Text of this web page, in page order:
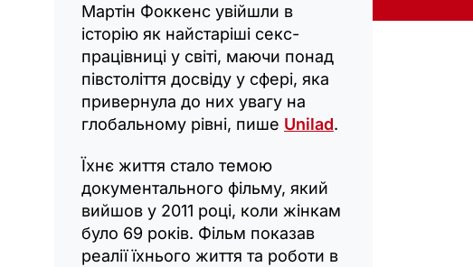
Мартін Фоккенс увійшли в
історію як найстаріші секс-
працівниці у світі, маючи понад
півстоліття досвіду у сфері, яка
привернула до них увагу на
глобальному рівні, пише Unilad.
Їхнє життя стало темою
документального фільму, який
вийшов у 2011 році, коли жінкам
було 69 років. Фільм показав
реалії їхнього життя та роботи в